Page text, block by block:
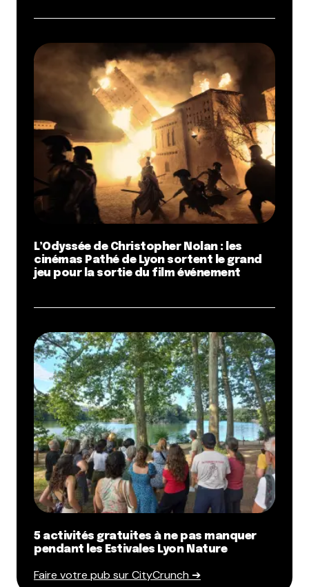
L’Odyssée de Christopher Nolan : les
cinémas Pathé de Lyon sortent le grand
jeu pour la sortie du film événement
5 activités gratuites à ne pas manquer
pendant les Estivales Lyon Nature
Faire votre pub sur CityCrunch ➔